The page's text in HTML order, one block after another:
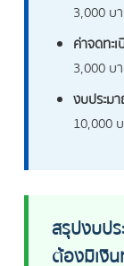
3,000 บ
ค่าจดทะ
3,000 บ
งบประม
10,000
สรุปงบป
ต้องมีเงิน